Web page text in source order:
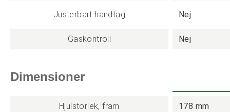
Justerbart handtag Nej
Gaskontroll Nej
Dimensioner
Hjulstorlek, fram 178 mm